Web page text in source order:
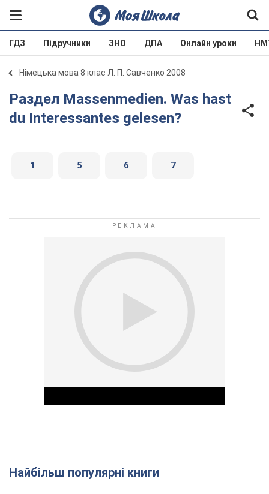
ГДЗ Підручники ЗНО ДПА Онлайн уроки
Німецька мова 8 клас Л. П. Савченко 2008
Раздел Massenmedien. Was hast
du Interessantes gelesen?
1 5 6 7
Play Video
Найбільш популярні книги